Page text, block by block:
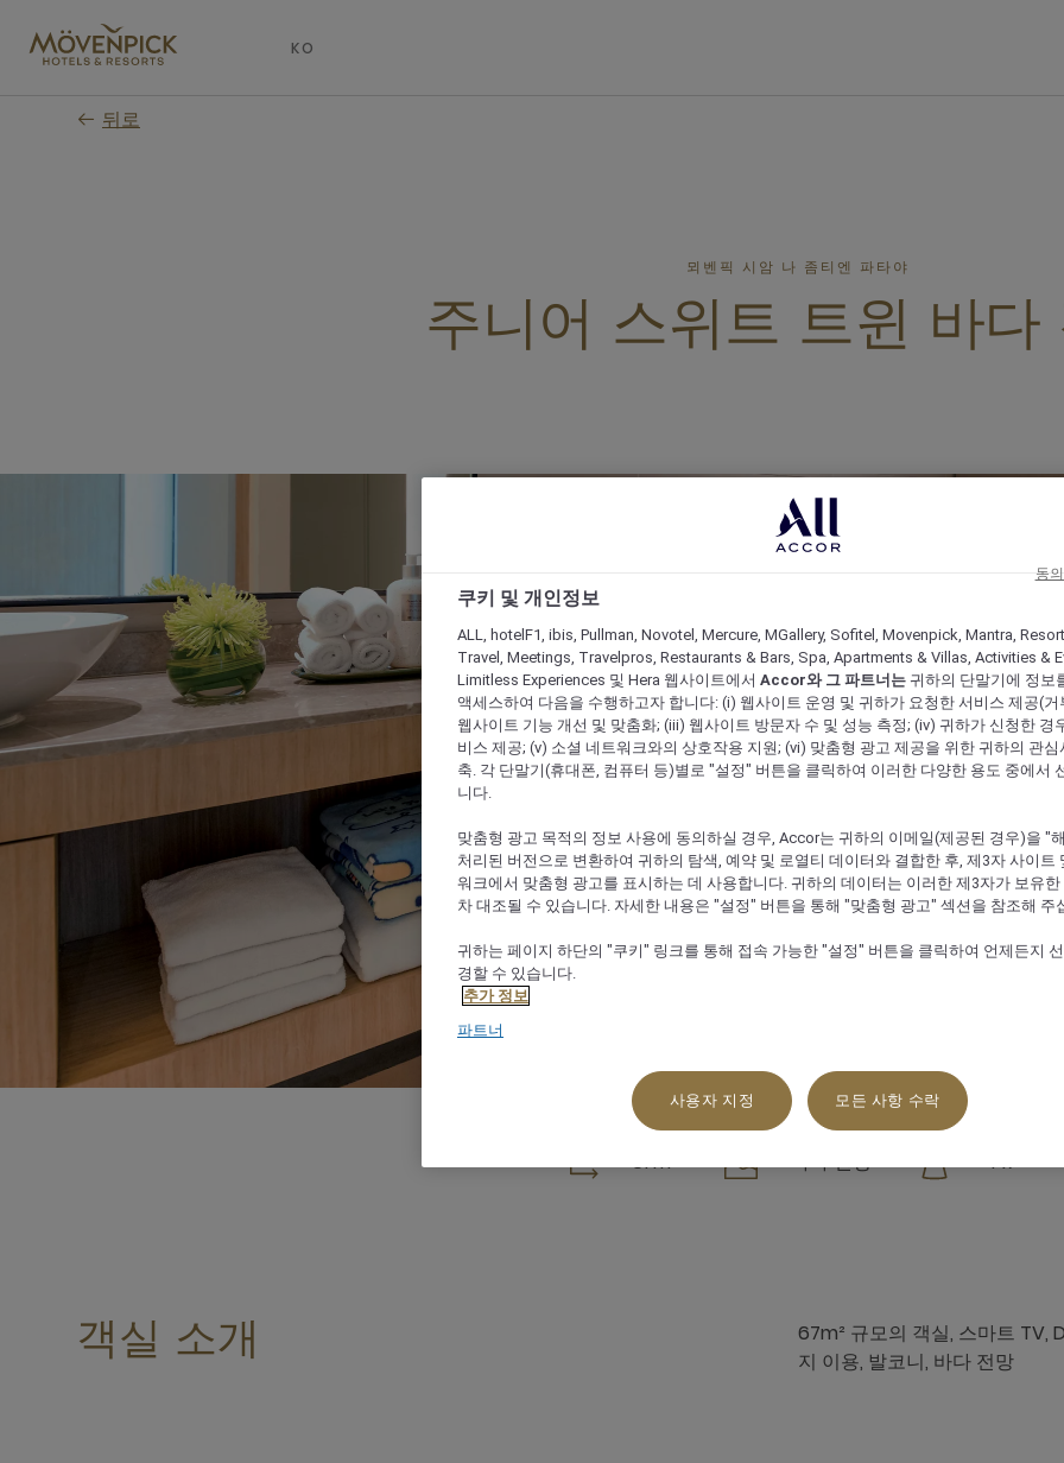
main
KO
뒤로
뫼벤픽 시암 나 좀티엔 파타야
주니어 스위트 트윈 바다
61 m² 바다 전망 4 x
객실 소개
67m² 규모의 객실, 스마트 TV,
지 이용, 발코니, 바다 전망
쿠키 및 개인정보
ALL, hotelF1, ibis, Pullman, Novotel, Mercure, MGallery, Sofitel, Movenpick, Mantra,
Travel, Meetings, Travelpros, Restaurants & Bars, Spa, Apartments & Villas, Activities &
Limitless Experiences 및 Hera 웹사이트에서 Accor와 그 파트너는 귀하의 단말기에 정보
액세스하여 다음을 수행하고자 합니다: (i) 웹사이트 운영 및 귀하가 요청한 서비스 제공(
웹사이트 기능 개선 및 맞춤화; (iii) 웹사이트 방문자 수 및 성능 측정; (iv) 귀하가 신청한 경
비스 제공; (v) 소셜 네트워크와의 상호작용 지원; (vi) 맞춤형 광고 제공을 위한 귀하의 관심
축. 각 단말기(휴대폰, 컴퓨터 등)별로 "설정" 버튼을 클릭하여 이러한 다양한 용도 중에서
니다.
맞춤형 광고 목적의 정보 사용에 동의하실 경우, Accor는 귀하의 이메일(제공된 경우)을 "
처리된 버전으로 변환하여 귀하의 탐색, 예약 및 로열티 데이터와 결합한 후, 제3자 사이트
워크에서 맞춤형 광고를 표시하는 데 사용합니다. 귀하의 데이터는 이러한 제3자가 보유
차 대조될 수 있습니다. 자세한 내용은 "설정" 버튼을 통해 "맞춤형 광고" 섹션을 참조해 주
귀하는 페이지 하단의 "쿠키" 링크를 통해 접속 가능한 "설정" 버튼을 클릭하여 언제든지
경할 수 있습니다.
추가 정보
파트너
사용자 지정 모든 사항 수락
동